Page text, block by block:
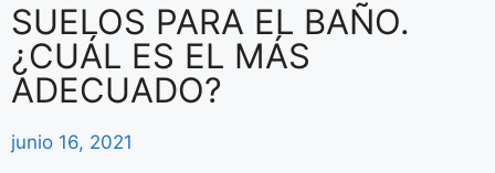
SUELOS PARA EL BAÑO.
¿CUÁL ES EL MÁS
ADECUADO?
junio 16, 2021